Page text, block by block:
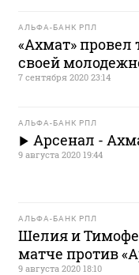
АЛЬФА-БАНК РПЛ
«Ахмат»
своей
7 сентября 2020 23:14
АЛЬФА-БАНК РПЛ
Арсенал -
9 августа 2020 19:44
АЛЬФА-БАНК РПЛ
Шелия и
матче против
9 августа 2020 18:10